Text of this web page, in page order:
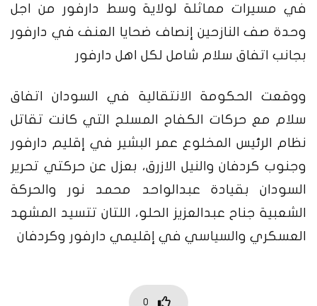
في مسيرات مماثلة لولاية وسط دارفور من اجل
وحدة صف النازحين إنصاف ضحايا العنف في دارفور
بجانب اتفاق سلام شامل لكل اهل دارفور
ووقعت الحكومة الانتقالية في السودان اتفاق
سلام مع حركات الكفاح المسلح التي كانت تقاتل
نظام الرئيس المخلوع عمر البشير في إقليم دارفور
وجنوب كردفان والنيل الازرق، بعزل عن حركتي تحرير
السودان بقيادة عبدالواحد محمد نور والحركة
الشعبية جناح عبدالعزيز الحلو، اللتان تتسيد المشهد
العسكري والسياسي في إقليمي دارفور وكردفان
0